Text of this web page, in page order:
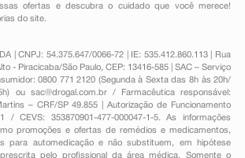
ofertas e descubra o cuidado que você merece!
do site.
| CNPJ: 54.375.647/0066-72 | IE: 535.412.860.113 | Rua
- Piracicaba/São Paulo, CEP: 13416-585 | SAC – Serviço
0800 771 2120 (Segunda à Sexta das 8h às 20h/
ou sac@drogal.com.br/ Farmacêutica responsável:
– CRF/SP 49.855 | Autorização de Funcionamento
/ CEVS: 353870901-477-000047-1-5. As informações
promoções e ofertas de remédios e medicamentos,
para automedicação e não substituem, em hipótese
pelo profissional da área médica. Somente o